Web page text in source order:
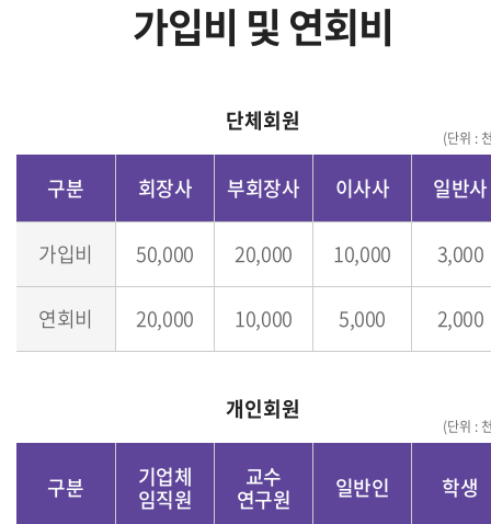
가입비 및 연회비
단체회원
(단위 :
구분 회장사 부회장사 이사사 일반사
가입비 50,000 20,000 10,000 3,000
연회비 20,000 10,000 5,000 2,000
개인회원
(단위 :
구분 기업체
임직원
교수
연구원 일반인 학생